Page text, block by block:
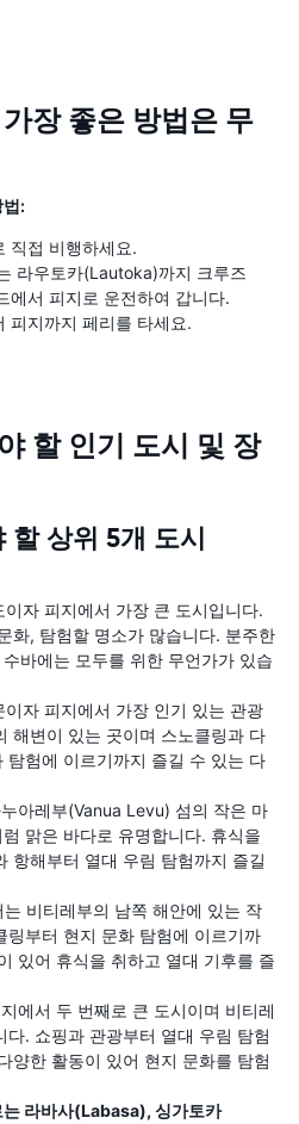
장 좋은 방법은 무
법:
직접 비행하세요.
라우토카(Lautoka)까지 크루즈
에서 피지로 운전하여 갑니다.
피지까지 페리를 타세요.
할 인기 도시 및 장
상위 5개 도시
자 피지에서 가장 큰 도시입니다.
화, 탐험할 명소가 많습니다. 분주한
바에는 모두를 위한 무언가가 있습
자 피지에서 가장 인기 있는 관광
해변이 있는 곳이며 스노클링과 다
탐험에 이르기까지 즐길 수 있는 다
아레부(Vanua Levu) 섬의 작은 마
맑은 바다로 유명합니다. 휴식을
항해부터 열대 우림 탐험까지 즐길
비티레부의 남쪽 해안에 있는 작
링부터 현지 문화 탐험에 이르기까
있어 휴식을 취하고 열대 기후를 즐
에서 두 번째로 큰 도시이며 비티레
. 쇼핑과 관광부터 열대 우림 탐험
양한 활동이 있어 현지 문화를 탐험
는 라바사(Labasa), 싱가토카